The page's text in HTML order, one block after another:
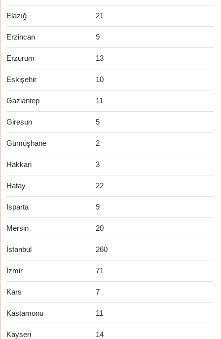
Elazığ 21
Erzincan 9
Erzurum 13
Eskişehir 10
Gaziantep 11
Giresun 5
Gümüşhane 2
Hakkari 3
Hatay 22
Isparta 9
Mersin 20
İstanbul 260
İzmir 71
Kars 7
Kastamonu 11
Kayseri 14